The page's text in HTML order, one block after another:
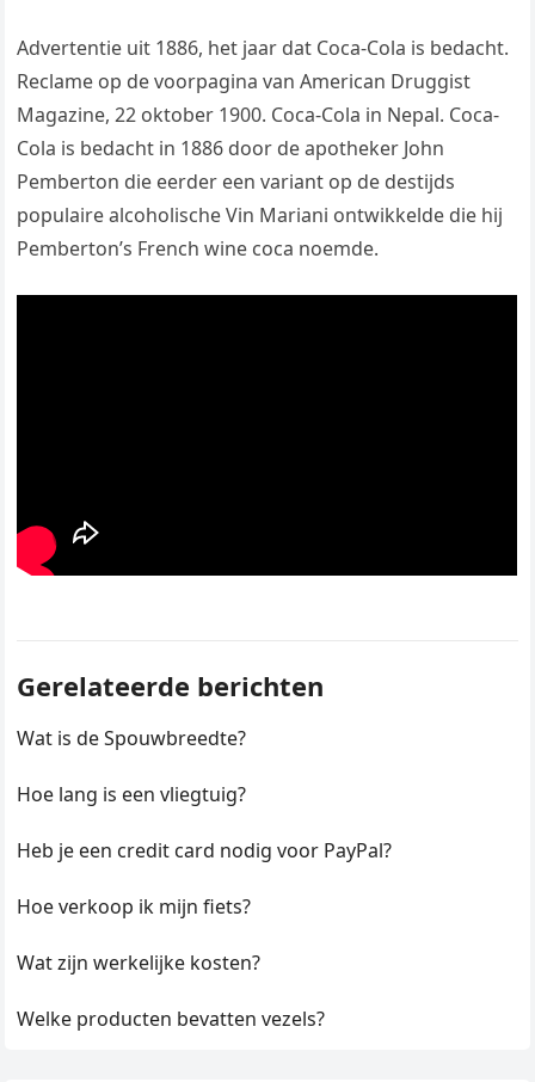
Advertentie uit 1886, het jaar dat Coca-Cola is bedacht.
Reclame op de voorpagina van American Druggist
Magazine, 22 oktober 1900. Coca-Cola in Nepal. Coca-
Cola is bedacht in 1886 door de apotheker John
Pemberton die eerder een variant op de destijds
populaire alcoholische Vin Mariani ontwikkelde die hij
Pemberton’s French wine coca noemde.
Gerelateerde berichten
Wat is de Spouwbreedte?
Hoe lang is een vliegtuig?
Heb je een credit card nodig voor PayPal?
Hoe verkoop ik mijn fiets?
Wat zijn werkelijke kosten?
Welke producten bevatten vezels?